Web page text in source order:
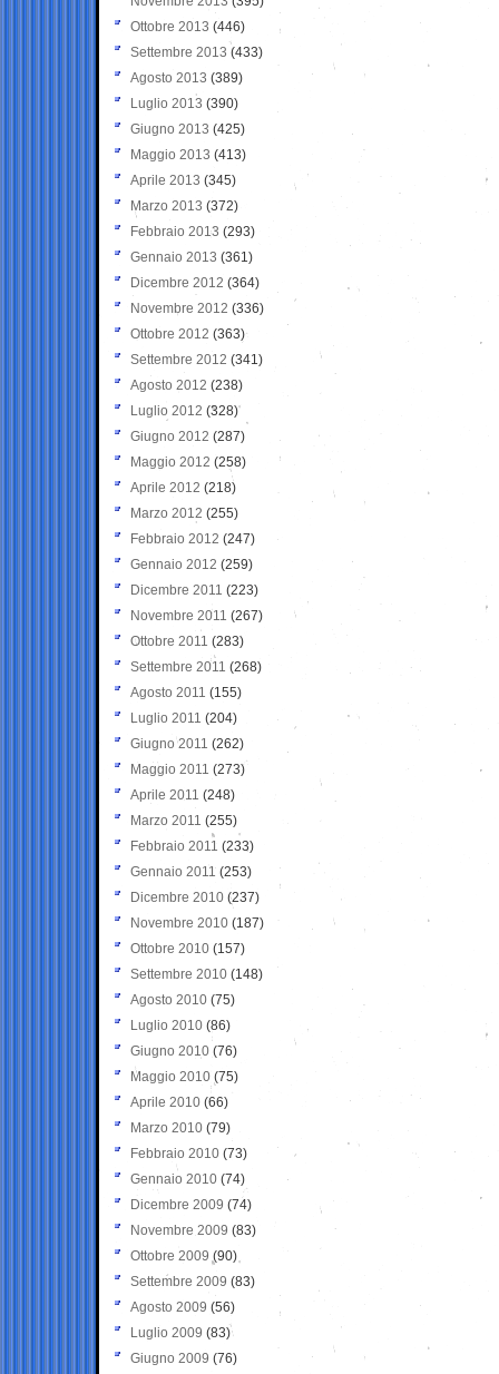
Ottobre 2013 (446)
Settembre 2013 (433)
Agosto 2013 (389)
Luglio 2013 (390)
Giugno 2013 (425)
Maggio 2013 (413)
Aprile 2013 (345)
Marzo 2013 (372)
Febbraio 2013 (293)
Gennaio 2013 (361)
Dicembre 2012 (364)
Novembre 2012 (336)
Ottobre 2012 (363)
Settembre 2012 (341)
Agosto 2012 (238)
Luglio 2012 (328)
Giugno 2012 (287)
Maggio 2012 (258)
Aprile 2012 (218)
Marzo 2012 (255)
Febbraio 2012 (247)
Gennaio 2012 (259)
Dicembre 2011 (223)
Novembre 2011 (267)
Ottobre 2011 (283)
Settembre 2011 (268)
Agosto 2011 (155)
Luglio 2011 (204)
Giugno 2011 (262)
Maggio 2011 (273)
Aprile 2011 (248)
Marzo 2011 (255)
Febbraio 2011 (233)
Gennaio 2011 (253)
Dicembre 2010 (237)
Novembre 2010 (187)
Ottobre 2010 (157)
Settembre 2010 (148)
Agosto 2010 (75)
Luglio 2010 (86)
Giugno 2010 (76)
Maggio 2010 (75)
Aprile 2010 (66)
Marzo 2010 (79)
Febbraio 2010 (73)
Gennaio 2010 (74)
Dicembre 2009 (74)
Novembre 2009 (83)
Ottobre 2009 (90)
Settembre 2009 (83)
Agosto 2009 (56)
Luglio 2009 (83)
Giugno 2009 (76)